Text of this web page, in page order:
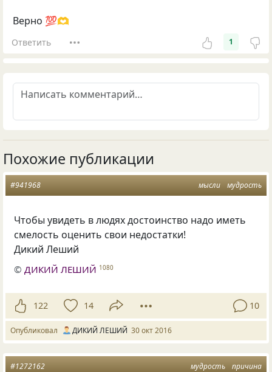
Верно 💯🫶
Ответить 1
Похожие публикации
мысли мудрость
#941968
Чтобы увидеть в людях достоинство надо иметь
смелость оценить свои недостатки!
Дикий Леший
© ДИКИЙ ЛЕШИЙ 1080
122 14 10
Опубликовал ДИКИЙ ЛЕШИЙ 30 окт 2016
мудрость причина
#1272162